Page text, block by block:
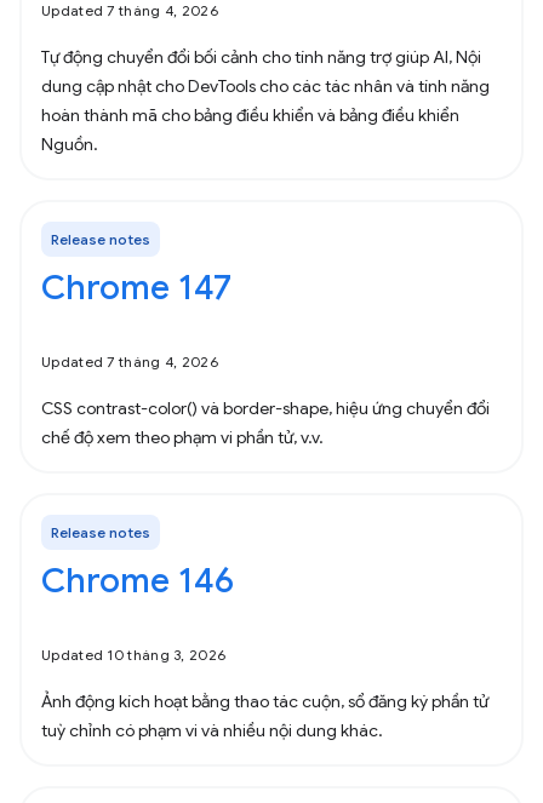
Updated 7 tháng 4, 2026
Tự động chuyển đổi bối cảnh cho tính năng trợ giúp AI, Nội
dung cập nhật cho DevTools cho các tác nhân và tính năng
hoàn thành mã cho bảng điều khiển và bảng điều khiển
Nguồn.
Release notes
Chrome 147
Updated 7 tháng 4, 2026
CSS contrast-color() và border-shape, hiệu ứng chuyển đổi
chế độ xem theo phạm vi phần tử, v.v.
Release notes
Chrome 146
Updated 10 tháng 3, 2026
Ảnh động kích hoạt bằng thao tác cuộn, sổ đăng ký phần tử
tuỳ chỉnh có phạm vi và nhiều nội dung khác.